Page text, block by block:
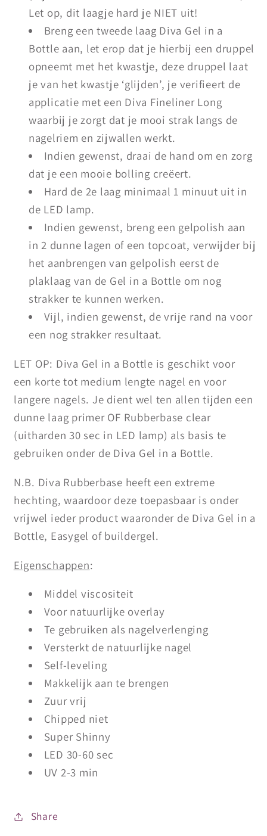
Let op, dit laagje hard je NIET uit!
Breng een tweede laag Diva Gel in a
Bottle aan, let erop dat je hierbij een druppel
opneemt met het kwastje, deze druppel laat
je van het kwastje ‘glijden’, je verifieert de
applicatie met een Diva Fineliner Long
waarbij je zorgt dat je mooi strak langs de
nagelriem en zijwallen werkt.
Indien gewenst, draai de hand om en zorg
dat je een mooie bolling creëert.
Hard de 2e laag minimaal 1 minuut uit in
de LED lamp.
Indien gewenst, breng een gelpolish aan
in 2 dunne lagen of een topcoat, verwijder bij
het aanbrengen van gelpolish eerst de
plaklaag van de Gel in a Bottle om nog
strakker te kunnen werken.
Vijl, indien gewenst, de vrije rand na voor
een nog strakker resultaat.
LET OP: Diva Gel in a Bottle is geschikt voor
een korte tot medium lengte nagel en voor
langere nagels. Je dient wel ten allen tijden een
dunne laag primer OF Rubberbase clear
(uitharden 30 sec in LED lamp) als basis te
gebruiken onder de Diva Gel in a Bottle.
N.B. Diva Rubberbase heeft een extreme
hechting, waardoor deze toepasbaar is onder
vrijwel ieder product waaronder de Diva Gel in a
Bottle, Easygel of buildergel.
Eigenschappen:
Middel viscositeit
Voor natuurlijke overlay
Te gebruiken als nagelverlenging
Versterkt de natuurlijke nagel
Self-leveling
Makkelijk aan te brengen
Zuur vrij
Chipped niet
Super Shinny
LED 30-60 sec
UV 2-3 min
Share